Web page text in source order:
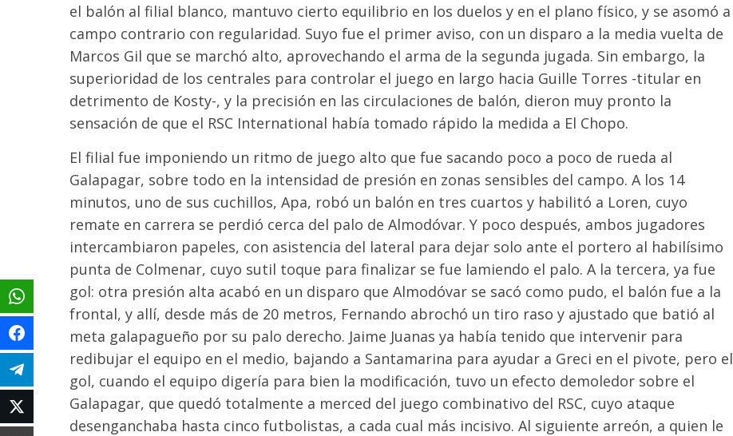
el balón al filial blanco, mantuvo cierto equilibrio en los duelos y en el plano físico, y se asomó a
campo contrario con regularidad. Suyo fue el primer aviso, con un disparo a la media vuelta de
Marcos Gil que se marchó alto, aprovechando el arma de la segunda jugada. Sin embargo, la
superioridad de los centrales para controlar el juego en largo hacia Guille Torres -titular en
detrimento de Kosty-, y la precisión en las circulaciones de balón, dieron muy pronto la
sensación de que el RSC International había tomado rápido la medida a El Chopo.
El filial fue imponiendo un ritmo de juego alto que fue sacando poco a poco de rueda al
Galapagar, sobre todo en la intensidad de presión en zonas sensibles del campo. A los 14
minutos, uno de sus cuchillos, Apa, robó un balón en tres cuartos y habilitó a Loren, cuyo
remate en carrera se perdió cerca del palo de Almodóvar. Y poco después, ambos jugadores
intercambiaron papeles, con asistencia del lateral para dejar solo ante el portero al habilísimo
punta de Colmenar, cuyo sutil toque para finalizar se fue lamiendo el palo. A la tercera, ya fue
gol: otra presión alta acabó en un disparo que Almodóvar se sacó como pudo, el balón fue a la
frontal, y allí, desde más de 20 metros, Fernando abrochó un tiro raso y ajustado que batió al
meta galapagueño por su palo derecho. Jaime Juanas ya había tenido que intervenir para
redibujar el equipo en el medio, bajando a Santamarina para ayudar a Greci en el pivote, pero el
gol, cuando el equipo digería para bien la modificación, tuvo un efecto demoledor sobre el
Galapagar, que quedó totalmente a merced del juego combinativo del RSC, cuyo ataque
desenganchaba hasta cinco futbolistas, a cada cual más incisivo. Al siguiente arreón, a quien le